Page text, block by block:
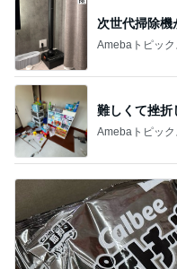
次世代掃除機
Amebaトピック
難しくて挫折
Amebaトピック